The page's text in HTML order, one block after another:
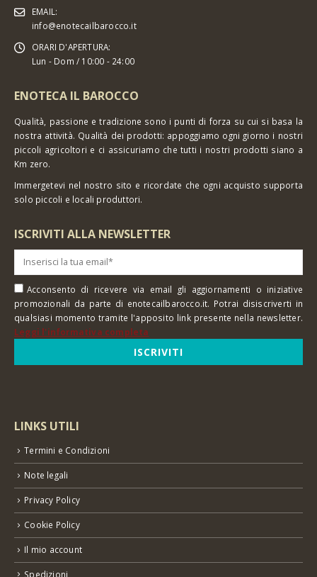
EMAIL:
info@enotecailbarocco.it
ORARI D'APERTURA:
Lun - Dom / 10:00 - 24:00
ENOTECA IL BAROCCO
Qualità, passione e tradizione sono i punti di forza su cui si basa la
nostra attività. Qualità dei prodotti: appoggiamo ogni giorno i nostri
piccoli agricoltori e ci assicuriamo che tutti i nostri prodotti siano a
Km zero.
Immergetevi nel nostro sito e ricordate che ogni acquisto supporta
solo piccoli e locali produttori.
ISCRIVITI ALLA NEWSLETTER
Acconsento di ricevere via email gli aggiornamenti o iniziative
promozionali da parte di enotecailbarocco.it. Potrai disiscriverti in
qualsiasi momento tramite l'apposito link presente nella newsletter.
Leggi l'informativa completa
LINKS UTILI
Termini e Condizioni
Note legali
Privacy Policy
Cookie Policy
Il mio account
Spedizioni